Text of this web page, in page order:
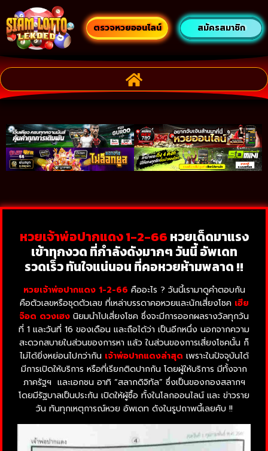
ตรวจหวยออนไลน์ สมัครสมาชิก
หวยเจ้าพ่อปากแดง 1-2-66หวยเด็ดมาแรง
เข้าทุกงวด ที่กำลังดังมากๆ วันนี้ อัพเดท
รวดเร็ว ทันใจแน่นอน ที่คอหวยห้ามพลาด !!
หวยเจ้าพ่อปากแดง 1-2-66 คืออะไร ? วันนี้เรามาดูคำตอบกัน
คือตัวเลขหรือชุดตัวเลข ที่เหล่าบรรดาคอหวยและนักเสี่ยงโชค เฮีย
จ๊อด ดวงเฮง นิยมนำไปเสี่ยงโชค ซึ่งจะมีการออกผลรางวัลทุกวัน
ที่ 1 และวันที่ 16 ของเดือน และถือได้ว่า เป็นอีกหนึ่ง นอกจากความ
สะดวกสบายในส่วนของการหา แล้ว ในส่วนของการเสี่ยงโชคนั้น ก็
ไม่ได้ยิ่งหย่อนไปกว่ากัน เจ้าพ่อปากแดงล่าสุด เพราะในปัจจุบันได้
มีการเปิดให้บริการ หรือที่เรียกติดปากกัน โดยผู้ให้บริการ มีทั้งจาก
ภาครัฐฯ และเอกชน อาทิ “สลากดิจิทัล” ซึ่งเป็นของกองสลากฯ
โดยมีรัฐบาลเป็นประกัน เปิดให้ผู้ซื้อ ทั้งในโลกออนไลน์ และ ข่าวราย
วัน ทันทุกเหตุการณ์หวย อัพเดท ดังในรูปถาพนี้เลยคับ !!